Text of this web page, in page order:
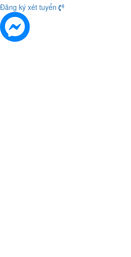
Đăng ký xét tuyển